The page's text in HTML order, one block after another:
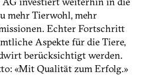
mehr Tierwohl, mehr
Echter Fortschritt
Aspekte für die Tiere,
berücksichtigt werden.
«Mit Qualität zum Erfolg.»